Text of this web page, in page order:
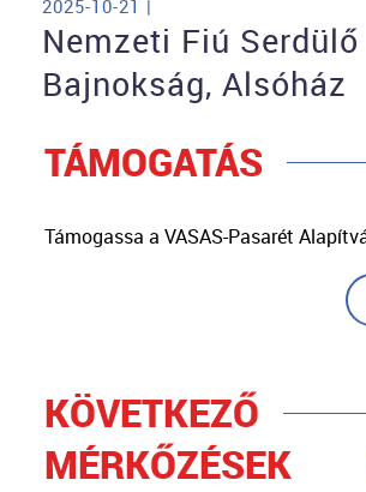
2025-10-21 |
Nemzeti Fiú Serdülő
Bajnokság, Alsóház
TÁMOGATÁS
Támogassa a VASAS-Pasarét
KÖVETKEZŐ
MÉRKŐZÉSEK